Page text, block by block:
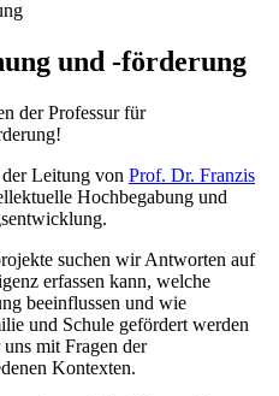
und -förderung
der Professur für
Leitung von Prof. Dr. Franzis
Hochbegabung und
suchen wir Antworten auf
erfassen kann, welche
beeinflussen und wie
und Schule gefördert werden
mit Fragen der
Kontexten.